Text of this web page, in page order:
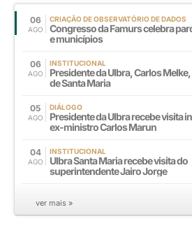
06
AGO
CRIAÇÃO DE OBSERVATÓRIO DE DADOS
Congresso da Famurs celebra
e municípios
06
AGO
INSTITUCIONAL
Presidente da Ulbra, Carlos
de Santa Maria
05
AGO
DIÁLOGO
Presidente da Ulbra recebe visita
ex-ministro Carlos Marun
04
AGO
INSTITUCIONAL
Ulbra Santa Maria recebe visita do
superintendente Jairo Jorge
ver mais »